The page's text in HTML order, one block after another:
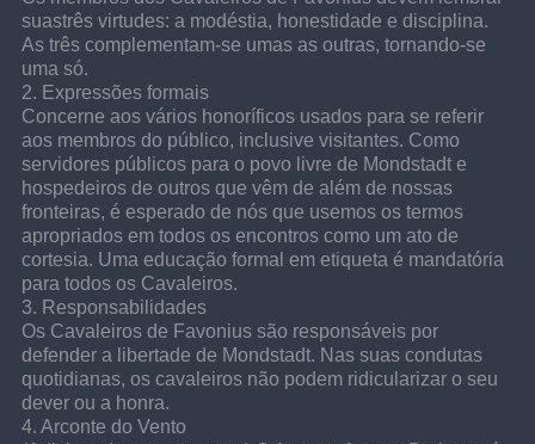
suastrês virtudes: a modéstia, honestidade e disciplina.
As três complementam-se umas as outras, tornando-se
uma só.
2. Expressões formais
Concerne aos vários honoríficos usados para se referir
aos membros do público, inclusive visitantes. Como
servidores públicos para o povo livre de Mondstadt e
hospedeiros de outros que vêm de além de nossas
fronteiras, é esperado de nós que usemos os termos
apropriados em todos os encontros como um ato de
cortesia. Uma educação formal em etiqueta é mandatória
para todos os Cavaleiros.
3. Responsabilidades
Os Cavaleiros de Favonius são responsáveis por
defender a libertade de Mondstadt. Nas suas condutas
quotidianas, os cavaleiros não podem ridicularizar o seu
dever ou a honra.
4. Arconte do Vento